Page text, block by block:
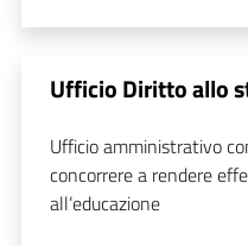
Ufficio Diritto allo
Ufficio amministrativo
concorrere a rendere
all’educazione